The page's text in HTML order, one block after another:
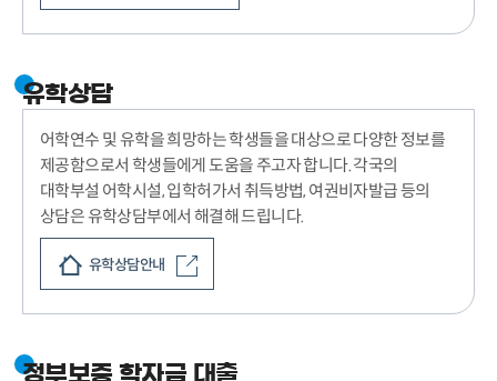
유학상담
어학연수 및 유학을 희망하는 학생들을 대상으로 다양한 정보를
제공함으로서 학생들에게 도움을 주고자 합니다. 각국의
대학부설 어학시설, 입학허가서 취득방법, 여권비자발급 등의
상담은 유학상담부에서 해결해 드립니다.
유학상담안내
정부보증 학자금 대출